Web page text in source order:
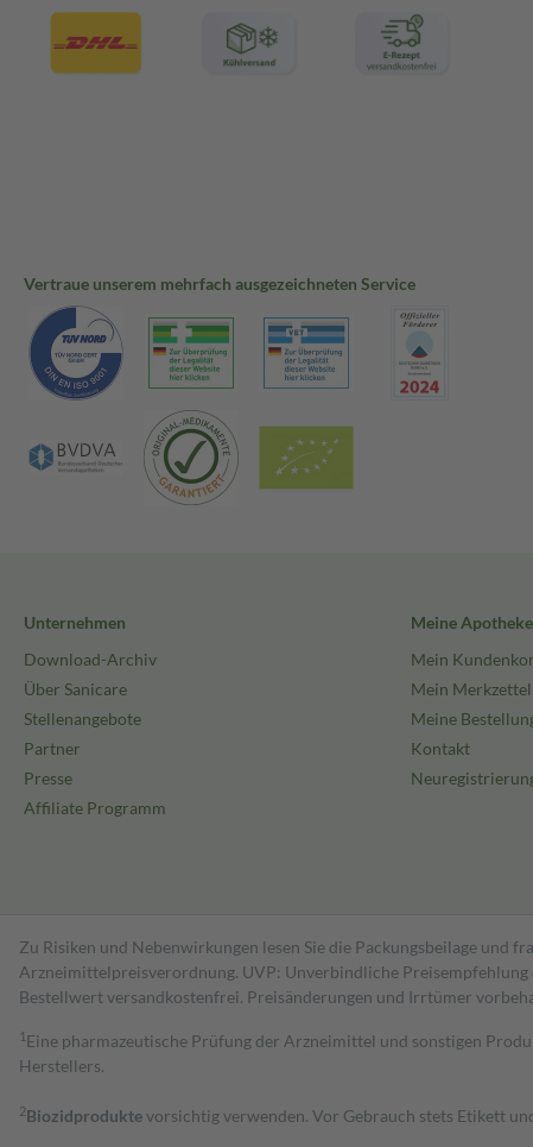
Vertraue unserem mehrfach ausgezeichneten Service
Unternehmen
Download-Archiv
Über Sanicare
Stellenangebote
Partner
Presse
Affiliate Programm
Meine Apotheke
Mein
Mein Merkzettel
Meine
Kontakt
Zu Risiken und Nebenwirkungen lesen Sie die Packungsbeilage
Arzneimittelpreisverordnung. UVP: Unverbindliche Preisempfehlung
Bestell­wert versand­kosten­frei. Preisänderungen und Irrtümer
1 Eine pharmazeutische Prüfung der Arzneimittel und sonstigen
Herstellers.
2Biozidproduktevorsichtig verwenden. Vor Gebrauch stets Etikett